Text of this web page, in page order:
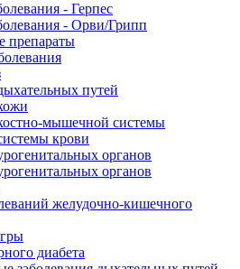
- Герпес
- Орви/Грипп
препараты
путей
мышечной системы
крови
органов
органов
желудочно-кишечного
диабета